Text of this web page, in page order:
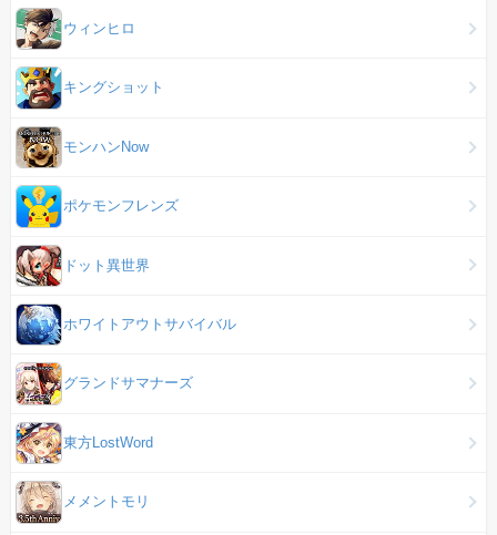
ウィンヒロ
キングショット
モンハンNow
ポケモンフレンズ
ドット異世界
ホワイトアウトサバイバル
グランドサマナーズ
東方LostWord
メメントモリ